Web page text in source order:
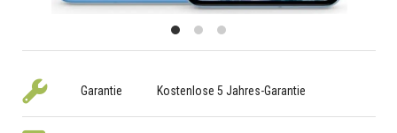
Garantie Kostenlose 5 Jahres-Garantie